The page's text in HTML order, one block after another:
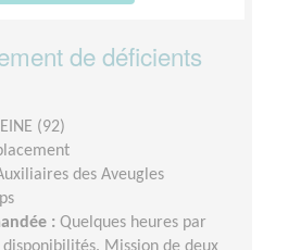
de déficients
(92)
des Aveugles
: Quelques heures par